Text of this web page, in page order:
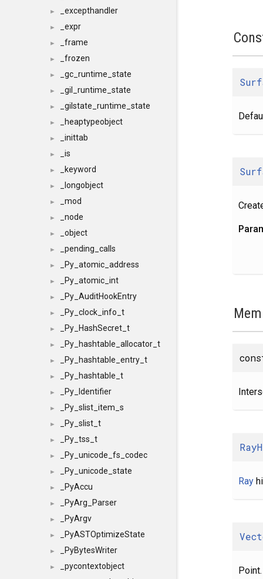
► _excepthandler
► _expr
► _frame
► _frozen
► _gc_runtime_state
► _gil_runtime_state
► _gilstate_runtime_state
► _heaptypeobject
► _inittab
► _is
► _keyword
► _longobject
► _mod
► _node
► _object
► _pending_calls
► _Py_atomic_address
► _Py_atomic_int
► _Py_AuditHookEntry
► _Py_clock_info_t
► _Py_HashSecret_t
► _Py_hashtable_allocator_t
► _Py_hashtable_entry_t
► _Py_hashtable_t
► _Py_Identifier
► _Py_slist_item_s
► _Py_slist_t
► _Py_tss_t
► _Py_unicode_fs_codec
► _Py_unicode_state
► _PyAccu
► _PyArg_Parser
► _PyArgv
► _PyASTOptimizeState
► _PyBytesWriter
►
_pycontextobject
Ray
Point.